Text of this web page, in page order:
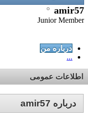
amir57
Junior Member
درباره من
...
اطلاعات عمومی
درباره amir57